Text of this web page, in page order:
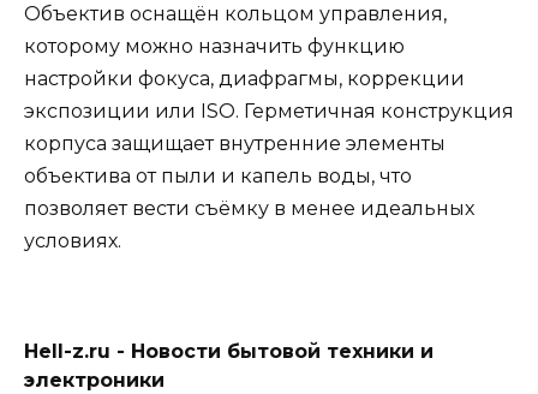
Объектив оснащён кольцом управления,
которому можно назначить функцию
настройки фокуса, диафрагмы, коррекции
экспозиции или ISO. Герметичная конструкция
корпуса защищает внутренние элементы
объектива от пыли и капель воды, что
позволяет вести съёмку в менее идеальных
условиях.
Hell-z.ru - Новости бытовой техники и
электроники